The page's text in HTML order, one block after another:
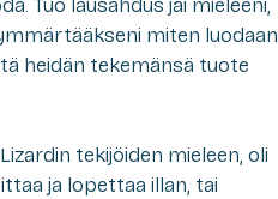
Tuo lausahdus jäi mieleeni,
miten luodaan
heidän tekemänsä tuote
tekijöiden mieleen, oli
ja lopettaa illan, tai